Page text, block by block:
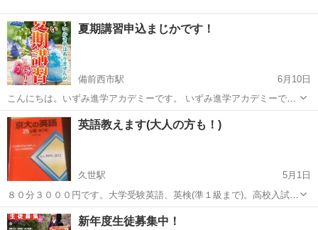
夏期講習申込まじかです！
備前西市駅
6月10日
こんにちは。いずみ進学アカデミーです。 いずみ進学アカデミーで
は、夏期講習の予約受付中です。 申込締め切りは7月9日まで！ 今年は
例年通りの夏休みになりそうですので、7/20～8/29まで、みっちりそ
してじっく...
岡山 岡山市 備前西市駅 塾 夏休み
英語教えます(大人の方も！)
久世駅
5月1日
８０分３０００円です。大学受験英語、英検(準１級まで)。高校入試も
もちろん可。日曜の９時から１０時２０分と、木曜日１７時１０分か
ら２１時３０分まで。大人の方は平日の午前中も御相談に応じます。
岡山 真庭市 久世駅 塾
新年度生徒募集中！